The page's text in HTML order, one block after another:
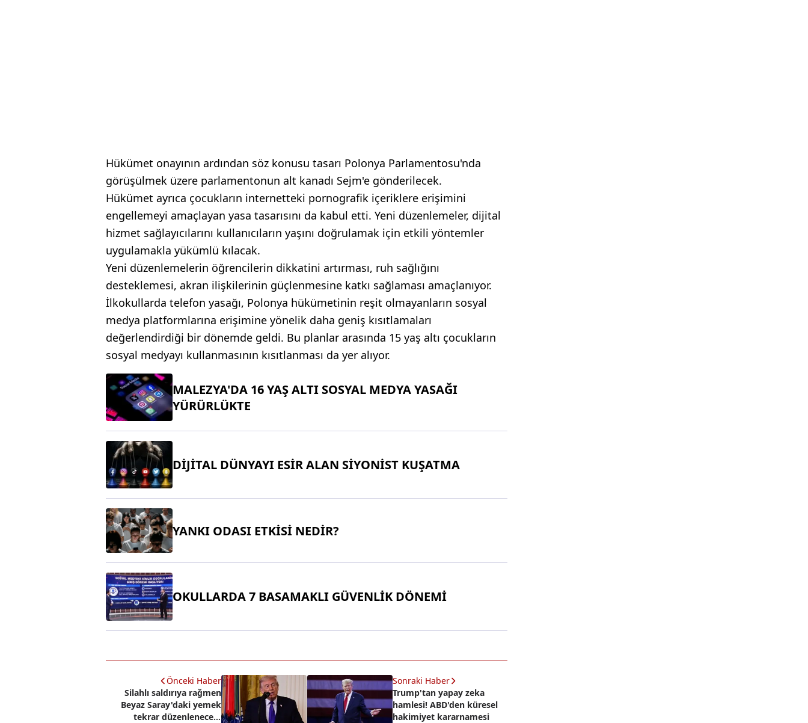
Hükümet onayının ardından söz konusu tasarı Polonya Parlamentosu'nda
görüşülmek üzere parlamentonun alt kanadı Sejm'e gönderilecek.
Hükümet ayrıca çocukların internetteki pornografik içeriklere erişimini
engellemeyi amaçlayan yasa tasarısını da kabul etti. Yeni düzenlemeler, dijital
hizmet sağlayıcılarını kullanıcıların yaşını doğrulamak için etkili yöntemler
uygulamakla yükümlü kılacak.
Yeni düzenlemelerin öğrencilerin dikkatini artırması, ruh sağlığını
desteklemesi, akran ilişkilerinin güçlenmesine katkı sağlaması amaçlanıyor.
İlkokullarda telefon yasağı, Polonya hükümetinin reşit olmayanların sosyal
medya platformlarına erişimine yönelik daha geniş kısıtlamaları
değerlendirdiği bir dönemde geldi. Bu planlar arasında 15 yaş altı çocukların
sosyal medyayı kullanmasının kısıtlanması da yer alıyor.
MALEZYA'DA 16 YAŞ ALTI SOSYAL MEDYA YASAĞI
YÜRÜRLÜKTE
DİJİTAL DÜNYAYI ESİR ALAN SİYONİST KUŞATMA
YANKI ODASI ETKİSİ NEDİR?
OKULLARDA 7 BASAMAKLI GÜVENLİK DÖNEMİ
Önceki Haber
Silahlı saldırıya rağmen
Beyaz Saray'daki yemek
tekrar düzenlenecek!
Sonraki Haber
Trump'tan yapay zeka
hamlesi! ABD'den küresel
hakimiyet kararnamesi